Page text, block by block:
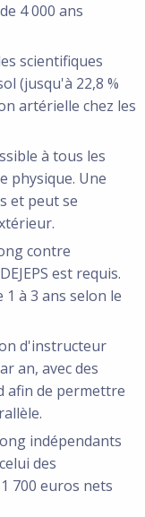
4 000 ans
scientifiques
(jusqu'à 22,8 %
artérielle chez les
à tous les
physique. Une
et peut se
contre
est requis.
à 3 ans selon le
d'instructeur
an, avec des
afin de permettre
indépendants
des
700 euros nets